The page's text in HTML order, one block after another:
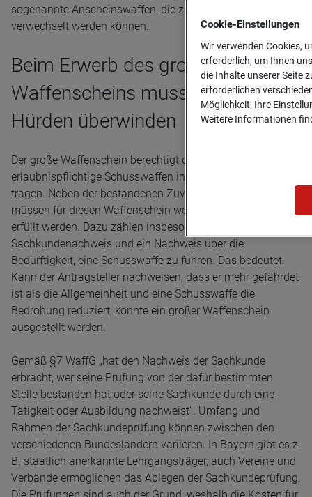
sogenannte Anscheinswaffen, die zu leicht mit echten
verwechselt werden können.
Beim Erwerb des großen
Waffenscheins musst du höhere
Hürden überwinden
Der große Waffenschein berechtigt dazu,
erlaubnispflichtige Schusswaffen in der Öffentlichkeit zu
tragen. Neben der bestandenen Zuverlässigkeitsprüfung
müssen für diesen Waffenschein weitere Voraussetzungen
erfüllt werden. Dazu zählen insbesondere ein
Sachkundenachweis und ein Nachweis über die
Bedürftigkeit, eine Schusswaffe zu führen. Das bedeutet:
Kann der Antragsteller nachweisen, dass er mehr gefährdet
ist als die Allgemeinheit und eine Schusswaffe die
Bedrohung reduziert, könnte ein großer Waffenschein
ausgestellt werden.
Gemäß §7 WaffG „hat den Nachweis der Sachkunde
erbracht, wer seine Prüfung von der dafür bestimmten
Stelle bestanden hat oder seine Sachkunde durch eine
Tätigkeit oder Ausbildung nachweist“. Umfang und
Rahmen der Sachkundeprüfung können zwischen den
verschiedenen Bundesländern variieren. In Bayern gibt es z.
B. staatlich anerkannte Lehrgangsträger, auch Vereine und
Verbände ermöglichen das Ablegen der Sachkundeprüfung.
Cookie-­Einstellungen
Wir verwenden Cookies,
erforderlich, um Ihnen
die Inhalte unserer Seite
erforderlichen
Möglichkeit, Ihre
Weitere Informationen